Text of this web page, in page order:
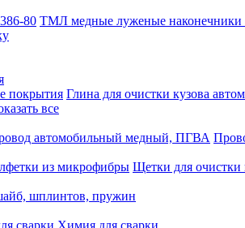
80 ТМЛ медные луженые
покрытия Глина для очистки кузова
все
автомобильный медный, ПГВА
из микрофибры Щетки для
шплинтов, пружин
сварки Химия для сварки